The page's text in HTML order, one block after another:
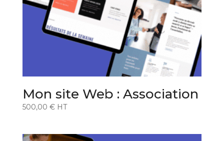
Mon site Web : Association
500,00 € HT